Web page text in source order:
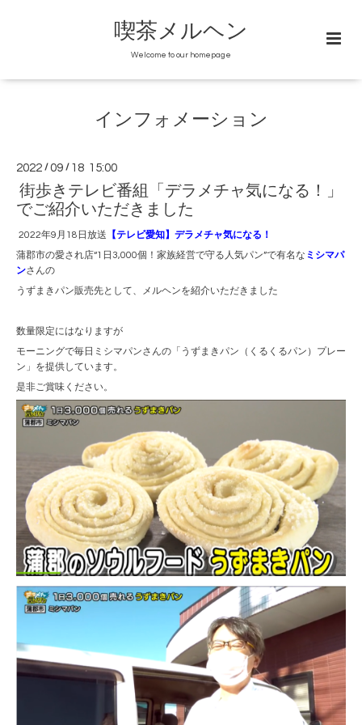
喫茶メルヘン
Welcome to our homepage
インフォメーション
2022 /09 / 18 15:00
街歩きテレビ番組「デラメチャ気になる！」
でご紹介いただきました
2022年9月18日放送 【テレビ愛知】デラメチャ気になる！
蒲郡市の愛され店“1日3,000個！家族経営で守る人気パン”で有名な ミシマパ
ンさんの
うずまきパン販売先として、メルヘンを紹介いただきました
数量限定にはなりますが
モーニングで毎日ミシマパンさんの「うずまきパン（くるくるパン）プレー
ン」を提供しています。
是非ご賞味ください。